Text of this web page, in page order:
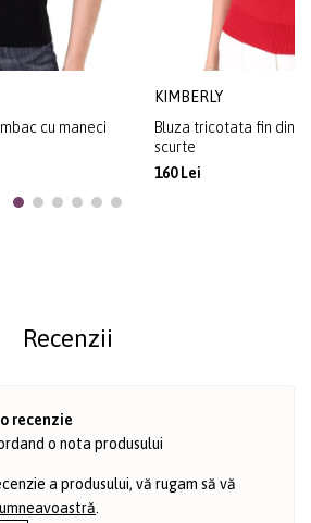
cu maneci
KIMBERLY
Bluza tricotata fin din
scurte
160 Lei
Recenzii
recenzie
o nota produsului
a produsului, vă rugam să vă